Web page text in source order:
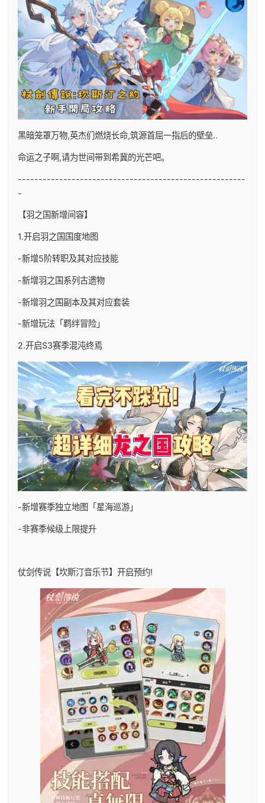
黑暗笼罩万物,英杰们燃烧长命,筑源首屈一指后的壁垒..
命运之子啊,请为世间带到希冀的光芒吧。
-------------------------------------------------------
-
【羽之国新增间容】
1.开启羽之国国度地图
-新增5阶转职及其对应技能
-新增羽之国系列古遗物
-新增羽之国副本及其对应套装
-新增玩法「羁绊冒险」
2.开启S3赛季混沌终焉
-新增赛季独立地图「星海巡游」
-非赛季候级上限提升
仗剑传说【坎斯汀音乐节】开启预约!